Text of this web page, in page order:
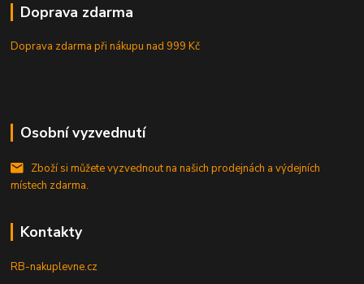
Doprava zdarma
Doprava zdarma při nákupunad 999 Kč
Osobní vyzvednutí
Zboží si můžete vyzvednout na našich prodejnách a výdejních
místech zdarma.
Kontakty
RB-nakuplevne.cz